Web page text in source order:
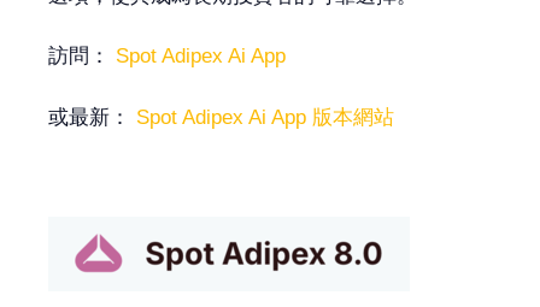
訪問： Spot Adipex Ai App
或最新： Spot Adipex Ai App 版本網站